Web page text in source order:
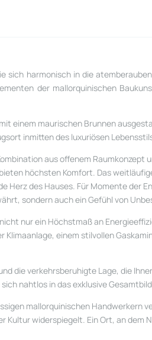
sich harmonisch in die
der mallorquinischen
einem maurischen Brunnen
inmitten des luxuriösen
aus offenem Raumkonzept
höchsten Komfort. Das
Herz des Hauses. Für Momente der
sondern auch ein Gefühl von
nur ein Höchstmaß an
einem stilvollen
die verkehrsberuhigte Lage, die
nahtlos in das exklusive Gesamtbild
mallorquinischen
Kultur widerspiegelt. Ein Ort, an